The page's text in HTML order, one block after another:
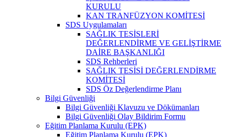
KURULU
KAN TRANFÜZYON KOMİTESİ
SDS Uygulamaları
SAĞLIK TESİSLERİ
DEĞERLENDİRME VE GELİŞTİRME
DAİRE BAŞKANLIĞI
SDS Rehberleri
SAĞLIK TESİSİ DEĞERLENDİRME
KOMİTESİ
SDS Öz Değerlendirme Planı
Bilgi Güvenliği
Bilgi Güvenliği Klavuzu ve Dökümanları
Bilgi Güvenliği Olay Bildirim Formu
Eğitim Planlama Kurulu (EPK)
Eğitim Planlama Kurulu (EPK)